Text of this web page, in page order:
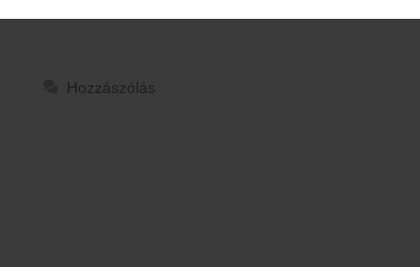
Hozzászólás